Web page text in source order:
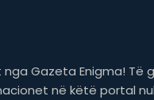
Gazeta Enigma! Të
në këtë portal